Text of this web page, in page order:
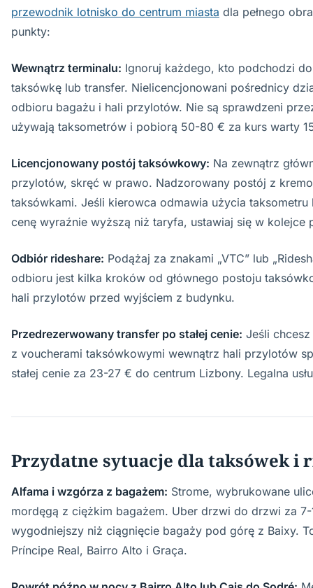
przewodnik lotnisko do centrum miasta dla pełnego
punkty:
Wewnątrz terminalu: Ignoruj każdego, kto podchodzi
taksówkę lub transfer. Nielicencjonowani pośrednicy
odbioru bagażu i hali przylotów. Nie są sprawdzeni
używają taksometrów i pobiorą 50-80 € za kurs warty
Licencjonowany postój taksówkowy: Na zewnątrz
przylotów, skręć w prawo. Nadzorowany postój z
taksówkami. Jeśli kierowca odmawia użycia taksometru
cenę wyraźnie wyższą niż taryfa, ustawiaj się w kolejce
Odbiór rideshare: Podążaj za znakami „VTC” lub
odbioru jest kilka kroków od głównego postoju
hali przylotów przed wyjściem z budynku.
Przedrezerwowany transfer po stałej cenie: Jeśli
z voucherami taksówkowymi wewnątrz hali przylotów
stałej cenie za 23-27 € do centrum Lizbony. Legalna
Przydatne sytuacje dla taksówek i
Alfama i wzgórza z bagażem: Strome, wybrukowane
mordęgą z ciężkim bagażem. Uber drzwi do drzwi za
wygodniejszy niż ciągnięcie bagaży pod górę z Baixy.
Príncipe Real, Bairro Alto i Graça.